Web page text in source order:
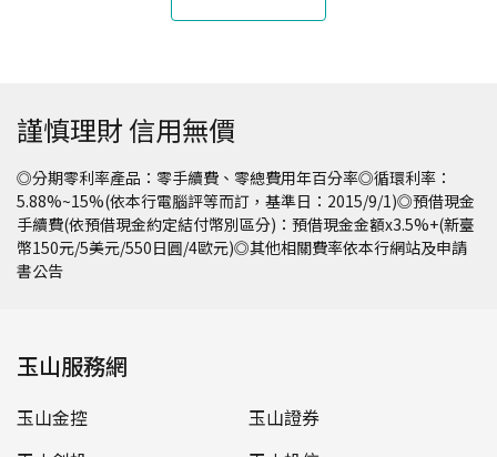
謹慎理財 信用無價
◎分期零利率產品：零手續費、零總費用年百分率◎循環利率：
5.88%~15%(依本行電腦評等而訂，基準日：2015/9/1)◎預借現金
手續費(依預借現金約定結付幣別區分)：預借現金金額x3.5%+(新臺
幣150元/5美元/550日圓/4歐元)◎其他相關費率依本行網站及申請
書公告
玉山服務網
玉山金控
玉山證券